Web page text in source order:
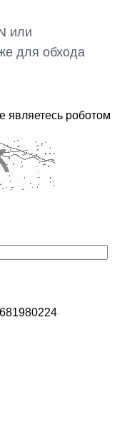
или
для обхода
являетесь роботом